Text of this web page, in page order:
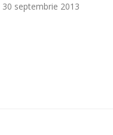
30 septembrie 2013